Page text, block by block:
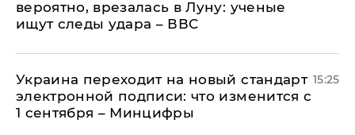
вероятно, врезалась в Луну: ученые
ищут следы удара – ВВС
Украина переходит на новый стандарт
электронной подписи: что изменится с
1 сентября – Минцифры
15:25